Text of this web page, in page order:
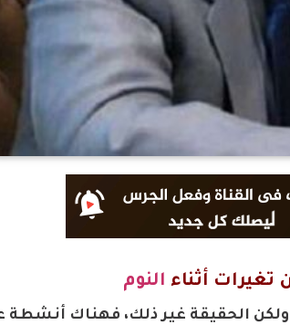
أثناء النوم
ولكن الحقيقة غير ذلك، فهناك